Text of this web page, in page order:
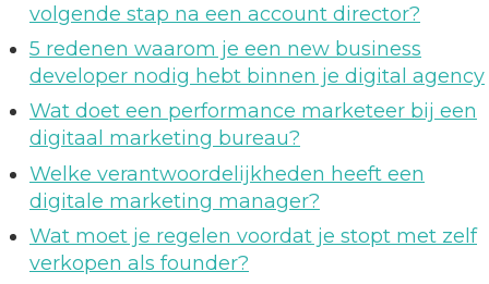
volgende stap na een account director?
5 redenen waarom je een new business
developer nodig hebt binnen je digital agency
Wat doet een performance marketeer bij een
digitaal marketing bureau?
Welke verantwoordelijkheden heeft een
digitale marketing manager?
Wat moet je regelen voordat je stopt met zelf
verkopen als founder?